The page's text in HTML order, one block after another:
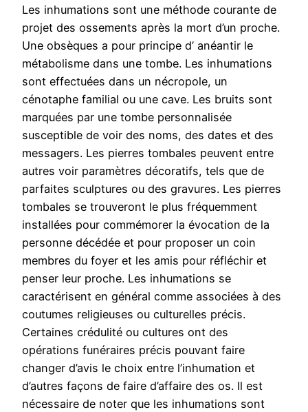
Les inhumations sont une méthode courante de
projet des ossements après la mort d’un proche.
Une obsèques a pour principe d’ anéantir le
métabolisme dans une tombe. Les inhumations
sont effectuées dans un nécropole, un
cénotaphe familial ou une cave. Les bruits sont
marquées par une tombe personnalisée
susceptible de voir des noms, des dates et des
messagers. Les pierres tombales peuvent entre
autres voir paramètres décoratifs, tels que de
parfaites sculptures ou des gravures. Les pierres
tombales se trouveront le plus fréquemment
installées pour commémorer la évocation de la
personne décédée et pour proposer un coin
membres du foyer et les amis pour réfléchir et
penser leur proche. Les inhumations se
caractérisent en général comme associées à des
coutumes religieuses ou culturelles précis.
Certaines crédulité ou cultures ont des
opérations funéraires précis pouvant faire
changer d’avis le choix entre l’inhumation et
d’autres façons de faire d’affaire des os. Il est
nécessaire de noter que les inhumations sont